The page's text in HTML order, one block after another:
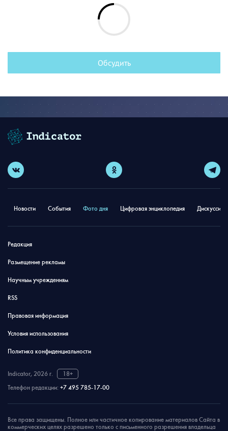
Обсудить
Новости События Фото дня Цифровая энциклопедия
Редакция
Размещение рекламы
Научным учреждениям
RSS
Правовая информация
Условия использования
Политика конфиденциальности
Indicator, 2026 г.
18+
Телефон редакции: +7 495 785-17-00
Все права защищены. Полное или частичное копирование материалов Сайта в
коммерческих целях разрешено только с письменного разрешения владельца